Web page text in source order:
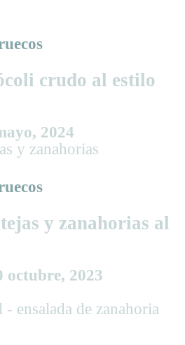
crudo al estilo
2024
y zanahorias al
octubre, 2023